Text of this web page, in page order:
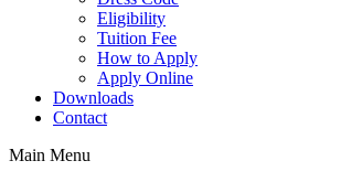
Eligibility
Tuition Fee
How to Apply
Apply Online
Downloads
Contact
Main Menu